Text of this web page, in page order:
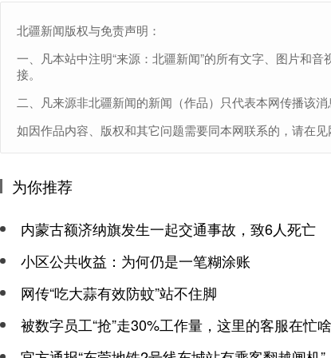
北疆新闻版权与免责声明：
一、凡本站中注明“来源：北疆新闻”的所有文字、图片和
接。
二、凡来源非北疆新闻的新闻（作品）只代表本网传播该消
如因作品内容、版权和其它问题需要同本网联系的，请在
为你推荐
内蒙古额济纳旗发生一起交通事故，致6人死亡
小区公共收益：为何仍是一笔糊涂账
网传“吃大蒜有效防蚊”站不住脚
被数字员工“抢”走30%工作量，这里的客服在忙